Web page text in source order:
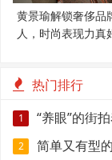
黄景瑜解锁奢侈品
人，时尚表现力真
热门排行
1 “养眼”的街
2 简单又有型